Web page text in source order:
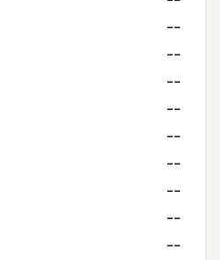
--
--
--
--
--
--
--
--
--